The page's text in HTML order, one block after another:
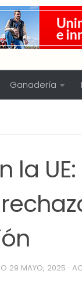
Ganadería
la
29 MAYO, 2025 ·